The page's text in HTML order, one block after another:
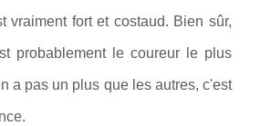
vraiment fort et costaud. Bien sûr,
probablement le coureur le plus
a pas un plus que les autres, c'est